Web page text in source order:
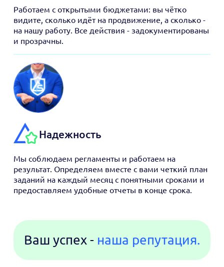
Работаем с открытыми бюджетами: вы чётко
видите, сколько идёт на продвижение, а сколько -
на нашу работу. Все действия - задокументированы
и прозрачны.
Надежность
Мы соблюдаем регламенты и работаем на
результат. Определяем вместе с вами четкий план
заданий на каждый месяц с понятными сроками и
предоставляем удобные отчеты в конце срока.
Ваш успех - наша репутация.